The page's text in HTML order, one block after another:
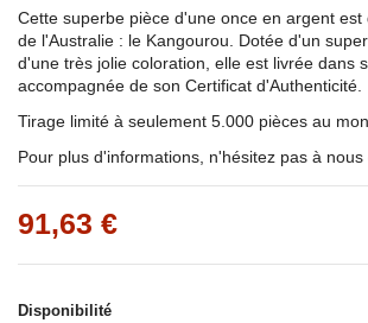
Cette superbe pièce d'une once en argent est
de l'Australie : le Kangourou. Dotée d'un
d'une très jolie coloration, elle est livrée dans
accompagnée de son Certificat d'Authenticité.
Tirage limité à seulement 5.000 pièces au
Pour plus d'informations, n'hésitez pas à nous
91,63 €
Disponibilité